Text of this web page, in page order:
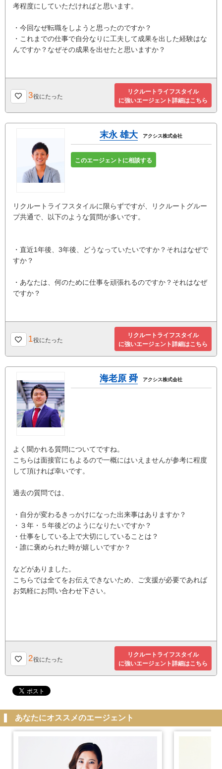
考程度にしていただければと思います。
・今回なぜ転職をしようと思ったのですか？
・これまでの仕事で自分なりに工夫して成果を出した経験はな
んですか？なぜその成果を出せたと思いますか？
3役にたった
リクルートライフスタイル
に強いエージェント詳細はこちら
末永 雄大 アクシス株式会社
このエージェントに相談する
リクルートライフスタイルに限らずですが、リクルートグルー
プ共通で、以下のような質問が多いです。
・直近1年後、3年後、どうなっていたいですか？それはなぜで
すか？
・あなたは、何のために仕事を頑張れるのですか？それはなぜ
ですか？
1役にたった
リクルートライフスタイル
に強いエージェント詳細はこちら
海老原 舜 アクシス株式会社
よく聞かれる質問についてですね。
こちらは面接官にもよるので一概にはいえませんが参考に程度
して頂ければ幸いです。
過去の質問では、
・自分が変わるきっかけになった出来事はありますか？
・３年・５年後どのようになりたいですか？
・仕事をしている上で大切にしていることは？
・誰に褒められた時が嬉しいですか？
などがありました。
こちらでは全てをお伝えできないため、ご支援が必要であれば
お気軽にお問い合わせ下さい。
2役にたった
リクルートライフスタイル
に強いエージェント詳細はこちら
あなたにオススメのエージェント